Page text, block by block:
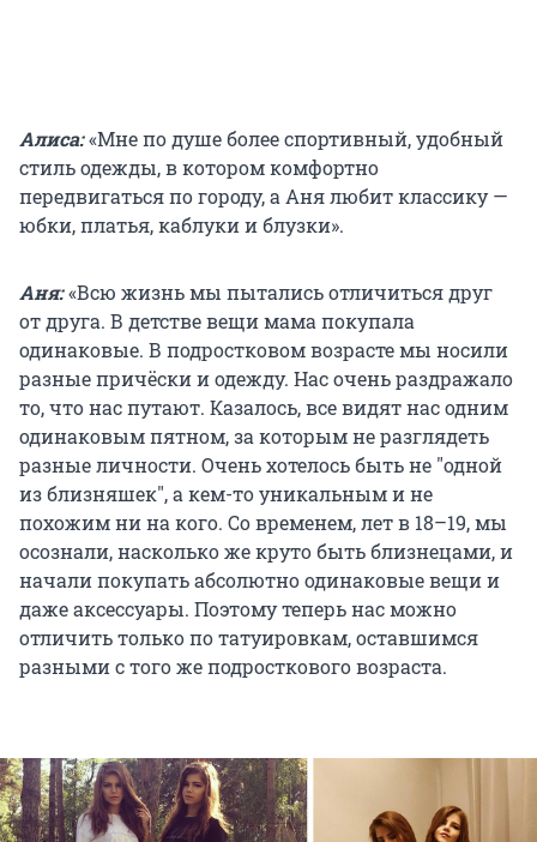
Алиса:«Мне по душе более спортивный, удобный
стиль одежды, в котором комфортно
передвигаться по городу, а Аня любит классику —
юбки, платья, каблуки и блузки».
Аня:«Всю жизнь мы пытались отличиться друг
от друга. В детстве вещи мама покупала
одинаковые. В подростковом возрасте мы носили
разные причёски и одежду. Нас очень раздражало
то, что нас путают. Казалось, все видят нас одним
одинаковым пятном, за которым не разглядеть
разные личности. Очень хотелось быть не "одной
из близняшек", а кем-то уникальным и не
похожим ни на кого. Со временем, лет в 18–19, мы
осознали, насколько же круто быть близнецами, и
начали покупать абсолютно одинаковые вещи и
даже аксессуары. Поэтому теперь нас можно
отличить только по татуировкам, оставшимся
разными с того же подросткового возраста.